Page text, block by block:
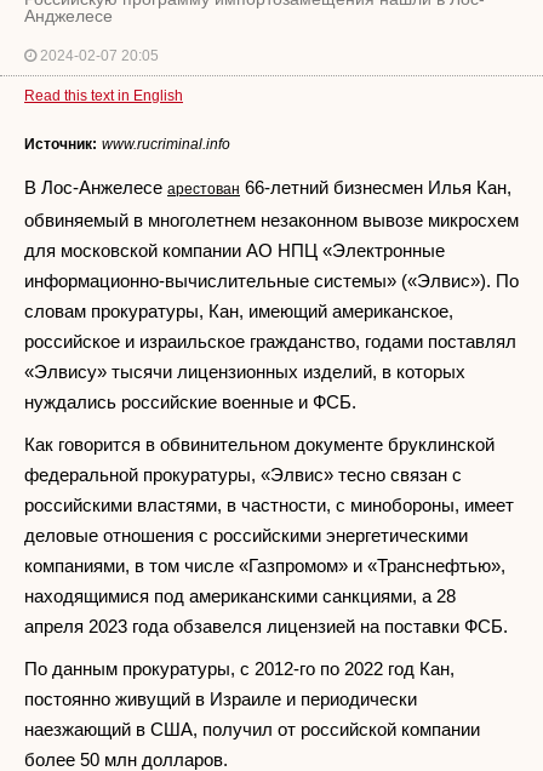
Анджелесе
2024-02-07 20:05
Read this text in English
Источник: www.rucriminal.info
В Лос-Анжелесе арестован 66-летний бизнесмен Илья Кан,
обвиняемый в многолетнем незаконном вывозе микросхем
для московской компании АО НПЦ «Электронные
информационно-вычислительные системы» («Элвис»). По
словам прокуратуры, Кан, имеющий американское,
российское и израильское гражданство, годами поставлял
«Элвису» тысячи лицензионных изделий, в которых
нуждались российские военные и ФСБ.
Как говорится в обвинительном документе бруклинской
федеральной прокуратуры, «Элвис» тесно связан с
российскими властями, в частности, с минобороны, имеет
деловые отношения с российскими энергетическими
компаниями, в том числе «Газпромом» и «Транснефтью»,
находящимися под американскими санкциями, а 28
апреля 2023 года обзавелся лицензией на поставки ФСБ.
По данным прокуратуры, с 2012-го по 2022 год Кан,
постоянно живущий в Израиле и периодически
наезжающий в США, получил от российской компании
более 50 млн долларов.